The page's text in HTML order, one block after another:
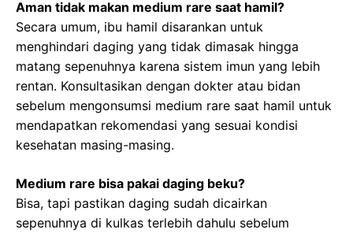
Aman tidak makan medium rare saat hamil?
Secara umum, ibu hamil disarankan untuk
menghindari daging yang tidak dimasak hingga
matang sepenuhnya karena sistem imun yang lebih
rentan. Konsultasikan dengan dokter atau bidan
sebelum mengonsumsi medium rare saat hamil untuk
mendapatkan rekomendasi yang sesuai kondisi
kesehatan masing-masing.
Medium rare bisa pakai daging beku?
Bisa, tapi pastikan daging sudah dicairkan
sepenuhnya di kulkas terlebih dahulu sebelum